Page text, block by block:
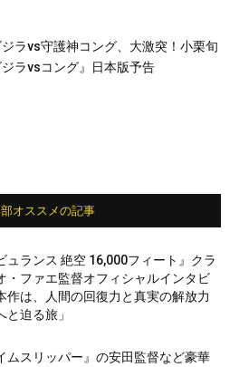
ラvs守護神コング、大激突！小栗旬
ラvsコング』日本版予告
オススメの記事
ュランス 絶空 16,000フィート』クラ
・ファエ監督オフィシャルインタビ
作は、人間の回復力と真実の解放力
と迫る旅」
ムスリッパー』の安田監督など豪華